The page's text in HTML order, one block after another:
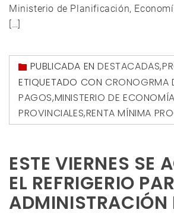
Ministerio de Planificación,
[…]
PUBLICADA ENDESTACADAS,
ETIQUETADO CON CRONOGRMA
PAGOS,MINISTERIO DE ECONOMÍA
PROVINCIALES,RENTA MÍNIMA
ESTE VIERNES SE
EL REFRIGERIO
ADMINISTRACIÓN